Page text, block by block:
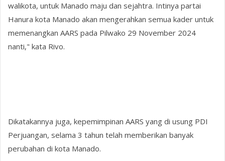
walikota, untuk Manado maju dan sejahtra. Intinya partai
Hanura kota Manado akan mengerahkan semua kader untuk
memenangkan AARS pada Pilwako 29 November 2024
nanti," kata Rivo.
Dikatakannya juga, kepemimpinan AARS yang di usung PDI
Perjuangan, selama 3 tahun telah memberikan banyak
perubahan di kota Manado.